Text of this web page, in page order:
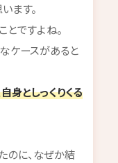
ます。
ですよね。
ケースがあると
身としっくりくる
のに、なぜか結